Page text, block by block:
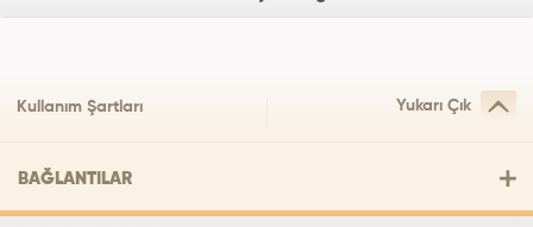
Kullanım Şartları Yukarı Çık
BAĞLANTILAR